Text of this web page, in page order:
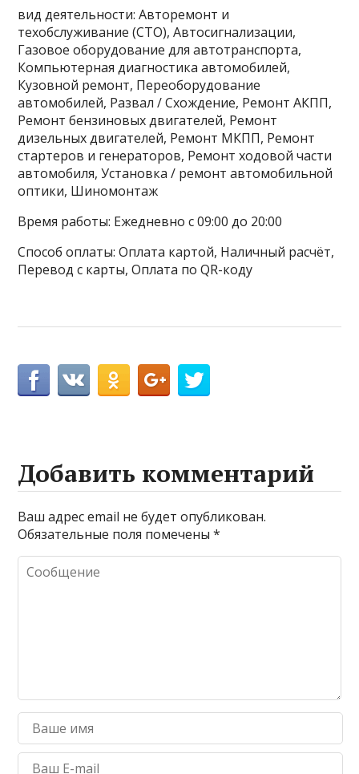
вид деятельности: Авторемонт и
техобслуживание (СТО), Автосигнализации,
Газовое оборудование для автотранспорта,
Компьютерная диагностика автомобилей,
Кузовной ремонт, Переоборудование
автомобилей, Развал / Схождение, Ремонт АКПП,
Ремонт бензиновых двигателей, Ремонт
дизельных двигателей, Ремонт МКПП, Ремонт
стартеров и генераторов, Ремонт ходовой части
автомобиля, Установка / ремонт автомобильной
оптики, Шиномонтаж
Время работы: Ежедневно с 09:00 до 20:00
Способ оплаты: Оплата картой, Наличный расчёт,
Перевод с карты, Оплата по QR-коду
Добавить комментарий
Ваш адрес email не будет опубликован.
Обязательные поля помечены*